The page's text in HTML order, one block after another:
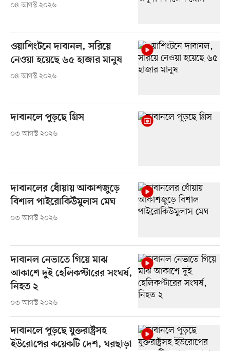
০৪ আগস্ট ২০২৬
ওয়াশিংটনে দাবানল, সরিয়ে
নেওয়া হয়েছে ৬৫ হাজার মানুষ
০৪ আগস্ট ২০২৬
দাবানলে পুড়ছে গ্রিস
০৩ আগস্ট ২০২৬
দাবানলের ধোঁয়ায় আকাশজুড়ে
বিশাল পাইরোকিউমুলাস মেঘ
০৩ আগস্ট ২০২৬
দাবানল নেভাতে গিয়ে মাঝ
আকাশে দুই হেলিকপ্টারের সংঘর্ষ,
নিহত ২
০৩ আগস্ট ২০২৬
দাবানলে পুড়ছে যুক্তরাষ্ট্রসহ
ইউরোপের কয়েকটি দেশ, ঘরছাড়া